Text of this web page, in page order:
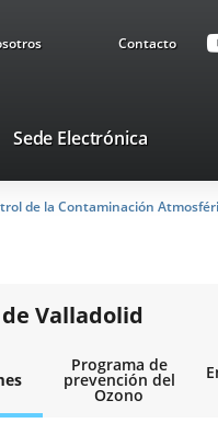
Contacto
Sede ElectrónicaEnlace
una
de la Contaminación
Valladolid
Programa de
prevención del
Ozono